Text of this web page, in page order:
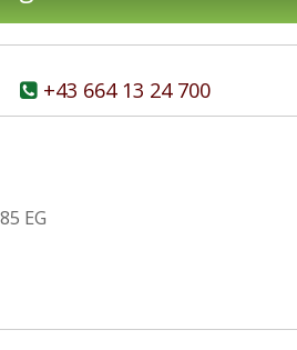
+43 664 13 24 700
EG